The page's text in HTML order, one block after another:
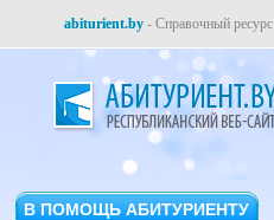
abiturient.by - Справочный
В ПОМОЩЬ АБИТУРИЕНТУ